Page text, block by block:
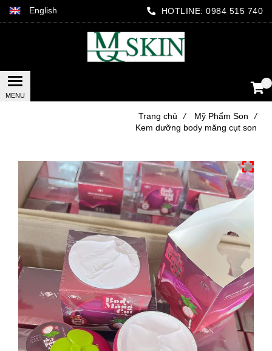
English HOTLINE: 0984 515 740
Trang chủ / Mỹ Phẩm Son
/
Kem dưỡng body măng cụt son